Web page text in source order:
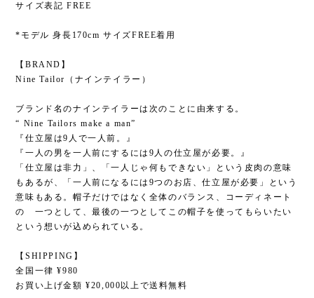
サイズ表記 FREE
*モデル 身長170cm サイズFREE着用
【BRAND】
Nine Tailor（ナインテイラー）
ブランド名のナインテイラーは次のことに由来する。
“ Nine Tailors make a man”
『仕立屋は9人で一人前。』
『一人の男を一人前にするには9人の仕立屋が必要。』
「仕立屋は非力」、「一人じゃ何もできない」という皮肉の意味
もあるが、「一人前になるには9つのお店、仕立屋が必要」という
意味もある。帽子だけではなく全体のバランス、コーディネート
の 一つとして、最後の一つとしてこの帽子を使ってもらいたい
という想いが込められている。
【SHIPPING】
全国一律 ¥980
お買い上げ金額 ¥20,000以上で送料無料